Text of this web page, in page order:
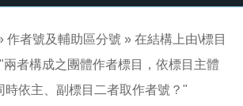
作者號及輔助區分號 » 在結構上由\標目
兩者構成之團體作者標目，依標目主體
時依主、副標目二者取作者號？"